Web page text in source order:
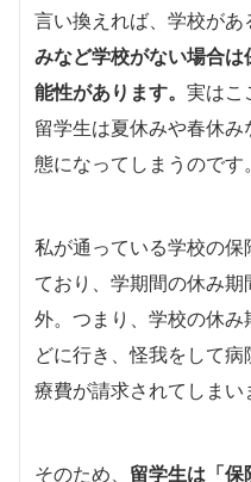
言い換えれば、学校があ
みなど学校がない場合
能性があります。 実はこ
留学生は夏休みや春休
態になってしまうのです。
私が通っている学校の
ており、学期間の休み
外。つまり、学校の休
どに行き、怪我をして
療費が請求されてしまい
そのため、 留学生は「保